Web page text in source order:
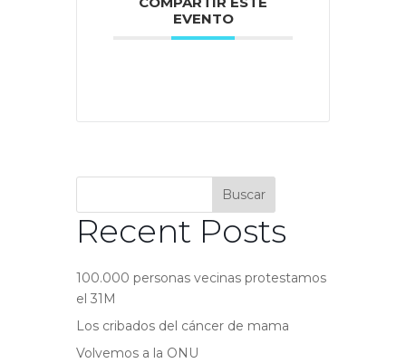
EVENTO
Buscar
Recent Posts
100.000 personas vecinas protestamos
el 31M
Los cribados del cáncer de mama
Volvemos a la ONU